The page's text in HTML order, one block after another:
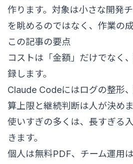
作ります。対象は小さな開発
を眺めるのではなく、作業の
この記事の要点
コストは「金額」だけでなく
録します。
Claude Codeにはログの整形
算上限と継続判断は人が決めま
使いすぎの多くは、長すぎる
きます。
個人は無料PDF、チーム運用